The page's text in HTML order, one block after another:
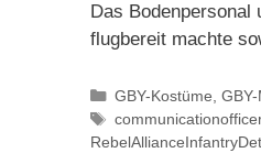
Das
flugbereit machte
Kategorien
GBY-Kostüme
Schlagwörter
communicationofficer